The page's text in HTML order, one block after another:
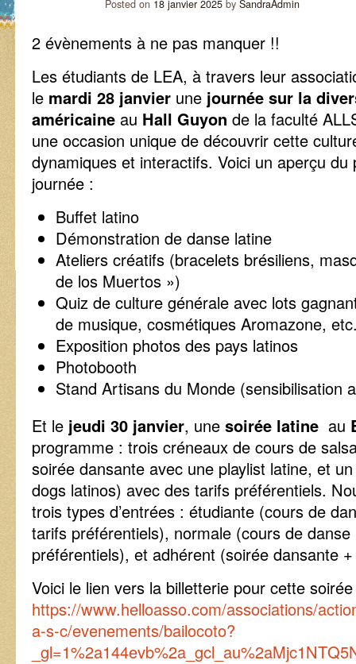
Posted on 18 janvier 2025 by SandraAdmin
2 évènements à ne pas manquer !!
Les étudiants de LEA, à travers leur
le mardi 28 janvier une journée sur la
américaine au Hall Guyon de la faculté
une occasion unique de découvrir cette
dynamiques et interactifs. Voici un aperçu
journée :
Buffet latino
Démonstration de danse latine
Ateliers créatifs (bracelets brésiliens,
de los Muertos »)
Quiz de culture générale avec lots
de musique, cosmétiques Aromazone,
Exposition photos des pays latinos
Photobooth
Stand Artisans du Monde (sensibilisation
Et le jeudi 30 janvier, une soirée latine au
programme : trois créneaux de cours de
soirée dansante avec une playlist latine, et
dogs latinos) avec des tarifs préférentiels.
trois types d’entrées : étudiante (cours de
tarifs préférentiels), normale (cours de
préférentiels), et adhérent (soirée dansante
Voici le lien vers la billetterie pour cette soirée
https://www.helloasso.com/associations/
a-s-c/evenements/bailocoto?